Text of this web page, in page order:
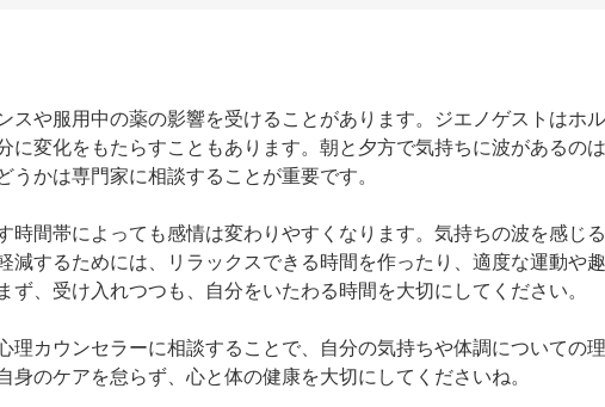
スや服用中の薬の影響を受けることがあります。ジエノゲストはホ
に変化をもたらすこともあります。朝と夕方で気持ちに波があるの
かは専門家に相談することが重要です。
時間帯によっても感情は変わりやすくなります。気持ちの波を感じ
減するためには、リラックスできる時間を作ったり、適度な運動や
ず、受け入れつつも、自分をいたわる時間を大切にしてください。
理カウンセラーに相談することで、自分の気持ちや体調についての
身のケアを怠らず、心と体の健康を大切にしてくださいね。